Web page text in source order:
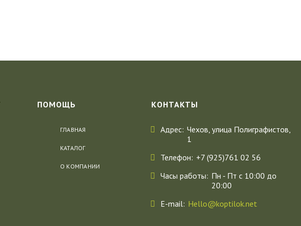
ПОМОЩЬ
ГЛАВНАЯ
КАТАЛОГ
О КОМПАНИИ
КОНТАКТЫ
Адрес Чехов, улица Полиграфистов,
1
Телефон +7 (925)761 02 56
Часы работы Пн - Пт с 10:00 до
20:00
E-mail Hello@koptilok.net